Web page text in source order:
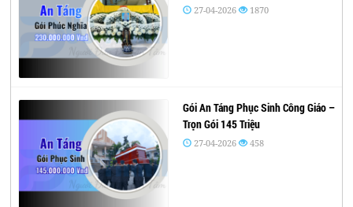
27-04-2026 1870
Gói An Táng Phục Sinh Công Giáo –
Trọn Gói 145 Triệu
27-04-2026 458